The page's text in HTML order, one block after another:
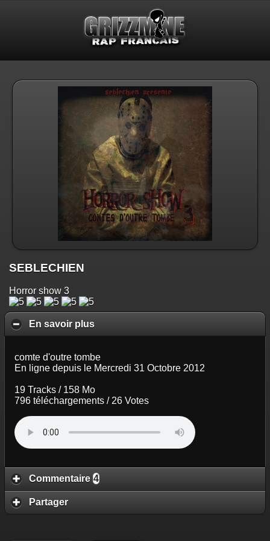
SEBLECHIEN
Horror show 3
En savoir plus
comte d'outre tombe
En ligne depuis le Mercredi 31 Octobre 2012
19 Tracks / 158 Mo
796 téléchargements / 26 Votes
Commentaire 4
Partager